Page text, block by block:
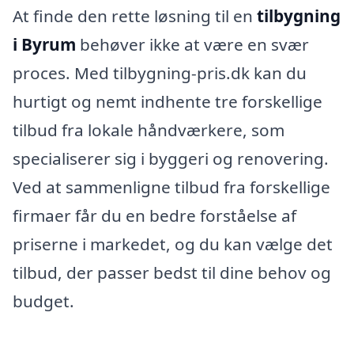
At finde den rette løsning til en tilbygning
i Byrum behøver ikke at være en svær
proces. Med tilbygning-pris.dk kan du
hurtigt og nemt indhente tre forskellige
tilbud fra lokale håndværkere, som
specialiserer sig i byggeri og renovering.
Ved at sammenligne tilbud fra forskellige
firmaer får du en bedre forståelse af
priserne i markedet, og du kan vælge det
tilbud, der passer bedst til dine behov og
budget.